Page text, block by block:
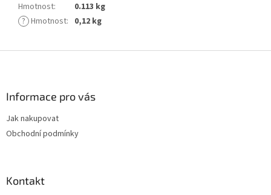
Hmotnost:
0.113 kg
? Hmotnost: 0,12 kg
Informace pro vás
Jak nakupovat
Obchodní podmínky
Kontakt